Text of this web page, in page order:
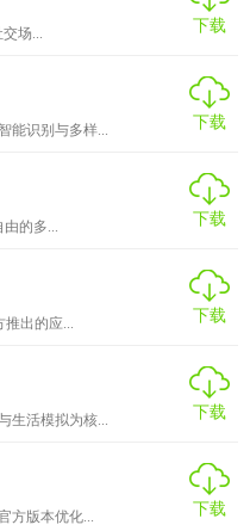
场...
下载
能识别与多样...
下载
由的多...
下载
推出的应...
下载
生活模拟为核...
下载
方版本优化...
下载